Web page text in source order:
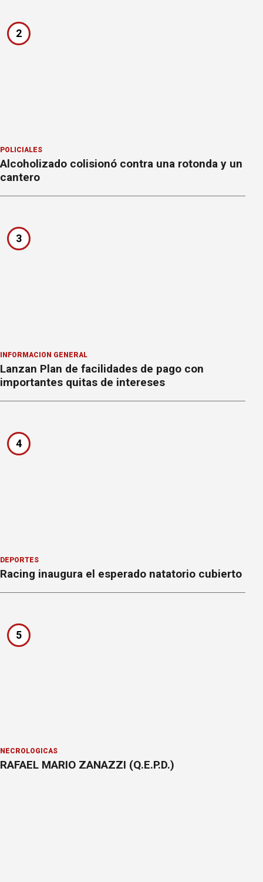
2
POLICIALES
Alcoholizado colisionó contra una rotonda y un
cantero
3
INFORMACION GENERAL
Lanzan Plan de facilidades de pago con
importantes quitas de intereses
4
DEPORTES
Racing inaugura el esperado natatorio cubierto
5
NECROLÓGICAS
RAFAEL MARIO ZANAZZI (Q.E.P.D.)